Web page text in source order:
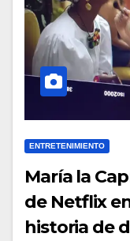
ENTRETENIMIENTO
María la
de Netflix
historia de